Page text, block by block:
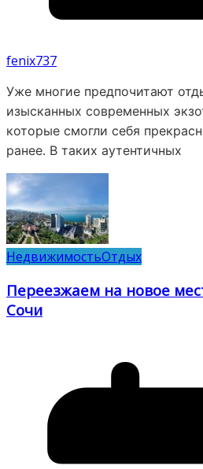
fenix737
Уже многие предпочитают
изысканных современных
которые смогли себя
ранее. В таких аутентичных
НедвижимостьОтдых
Переезжаем на новое
Сочи